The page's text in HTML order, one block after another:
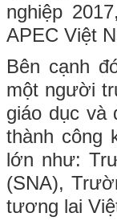
nghiệp
APEC Việt
Bên cạnh
một người
giáo dục và
thành công
lớn như:
(SNA),
tương lai